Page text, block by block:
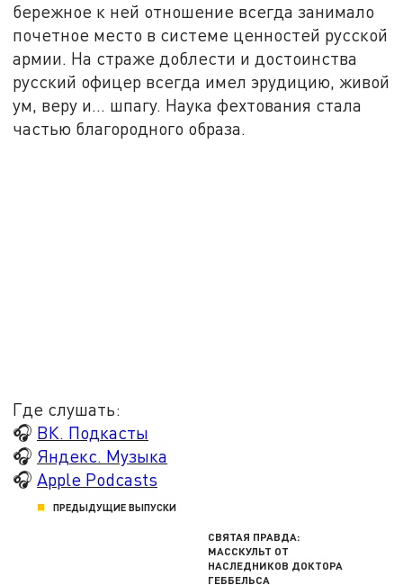
бережное к ней отношение всегда занимало
почетное место в системе ценностей русской
армии. На страже доблести и достоинства
русский офицер всегда имел эрудицию, живой
ум, веру и… шпагу. Наука фехтования стала
частью благородного образа.
Где слушать:
🎧 ВК. Подкасты
🎧 Яндекс. Музыка
🎧Apple Podcasts
ПРЕДЫДУЩИЕ ВЫПУСКИ
СВЯТАЯ ПРАВДА:
МАССКУЛЬТ ОТ
НАСЛЕДНИКОВ ДОКТОРА
ГЕББЕЛЬСА